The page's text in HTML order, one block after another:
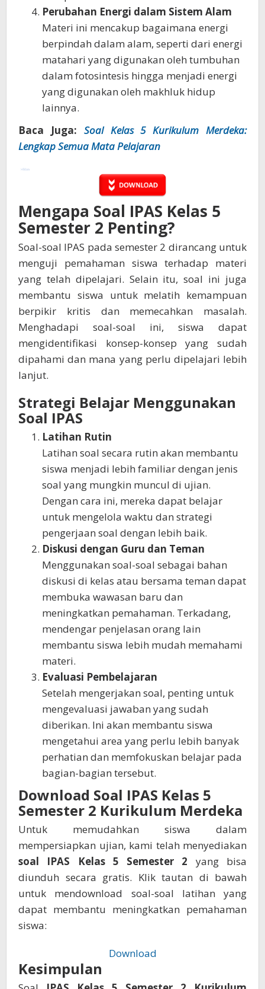
Perubahan Energi dalam Sistem Alam
Materi ini mencakup bagaimana energi
berpindah dalam alam, seperti dari energi
matahari yang digunakan oleh tumbuhan
dalam fotosintesis hingga menjadi energi
yang digunakan oleh makhluk hidup
lainnya.
Baca Juga: Soal Kelas 5 Kurikulum Merdeka:
Lengkap Semua Mata Pelajaran
Mengapa Soal IPAS Kelas 5
Semester 2 Penting?
Soal-soal IPAS pada semester 2 dirancang untuk
menguji pemahaman siswa terhadap materi
yang telah dipelajari. Selain itu, soal ini juga
membantu siswa untuk melatih kemampuan
berpikir kritis dan memecahkan masalah.
Menghadapi soal-soal ini, siswa dapat
mengidentifikasi konsep-konsep yang sudah
dipahami dan mana yang perlu dipelajari lebih
lanjut.
Strategi Belajar Menggunakan
Soal IPAS
Latihan Rutin
Latihan soal secara rutin akan membantu
siswa menjadi lebih familiar dengan jenis
soal yang mungkin muncul di ujian.
Dengan cara ini, mereka dapat belajar
untuk mengelola waktu dan strategi
pengerjaan soal dengan lebih baik.
Diskusi dengan Guru dan Teman
Menggunakan soal-soal sebagai bahan
diskusi di kelas atau bersama teman dapat
membuka wawasan baru dan
meningkatkan pemahaman. Terkadang,
mendengar penjelasan orang lain
membantu siswa lebih mudah memahami
materi.
Evaluasi Pembelajaran
Setelah mengerjakan soal, penting untuk
mengevaluasi jawaban yang sudah
diberikan. Ini akan membantu siswa
mengetahui area yang perlu lebih banyak
perhatian dan memfokuskan belajar pada
bagian-bagian tersebut.
Download Soal IPAS Kelas 5
Semester 2 Kurikulum Merdeka
Untuk memudahkan siswa dalam
mempersiapkan ujian, kami telah menyediakan
soal IPAS Kelas 5 Semester 2 yang bisa
diunduh secara gratis. Klik tautan di bawah
untuk mendownload soal-soal latihan yang
dapat membantu meningkatkan pemahaman
siswa:
Download
Kesimpulan